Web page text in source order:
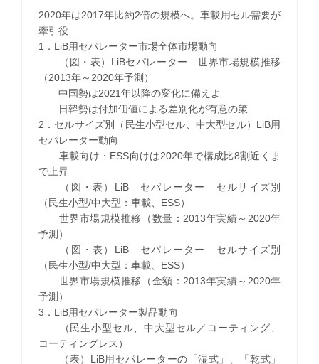
2020年は2017年比約2倍の規模へ。車載用セル需要が
牽引役
1．LiB用セパレーター市場全体市場動向
（図・表）LiBセパレーター 世界市場規模推移
（2013年～2020年予測）
中国勢は2021年以降の変化に備えよ
日韓勢は付加価値による差別化が有意の策
2．セルサイズ別（民生小型セル、中大型セル）LiB用
セパレーター動向
車載向け・ESS向けは2020年で構成比8割近くま
で上昇
（図・表）LiB セパレーター セルサイズ別
（民生小型/中大型：車載、ESS）
世界市場規模推移（数量：2013年実績～2020年
予測）
（図・表）LiB セパレーター セルサイズ別
（民生小型/中大型：車載、ESS）
世界市場規模推移（金額：2013年実績～2020年
予測）
3．LiB用セパレーター製品動向
（民生小型セル、中大型セル／コーティング、
コーティングレス）
（表）LiB用セパレーターの「湿式」、「乾式」